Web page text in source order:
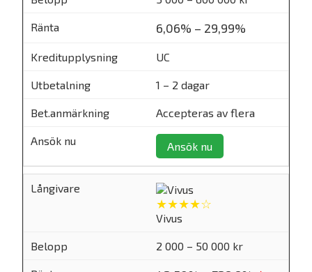
6,06% – 29,99%
UC
1 – 2 dagar
Accepteras av flera
Ansök nu
★★★★☆
Vivus
2 000 – 50 000 kr